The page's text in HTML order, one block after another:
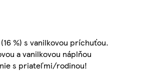
%) s vanilkovou príchuťou.
a vanilkovou náplňou
s priateľmi/rodinou!